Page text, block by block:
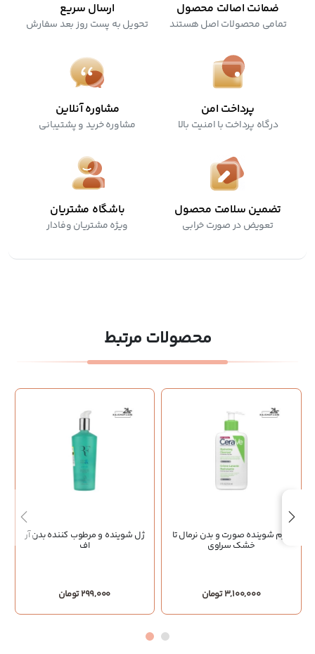
ضمانت اصالت محصول
تمامی محصولات اصل هستند
ارسال سریع
تحویل به پست روز بعد سفارش
پرداخت امن
درگاه پرداخت با امنیت بالا
مشاوره آنلاین
مشاوره خرید و پشتیبانی
تضمین سلامت محصول
تعویض در صورت خرابی
باشگاه مشتریان
ویژه مشتریان وفادار
محصولات مرتبط
کرم شوینده صورت و بدن نرمال تا
خشک سراوی
3,100,000 تومان
ژل شوینده و مرطوب کننده بدن آر
اف
299,000 تومان